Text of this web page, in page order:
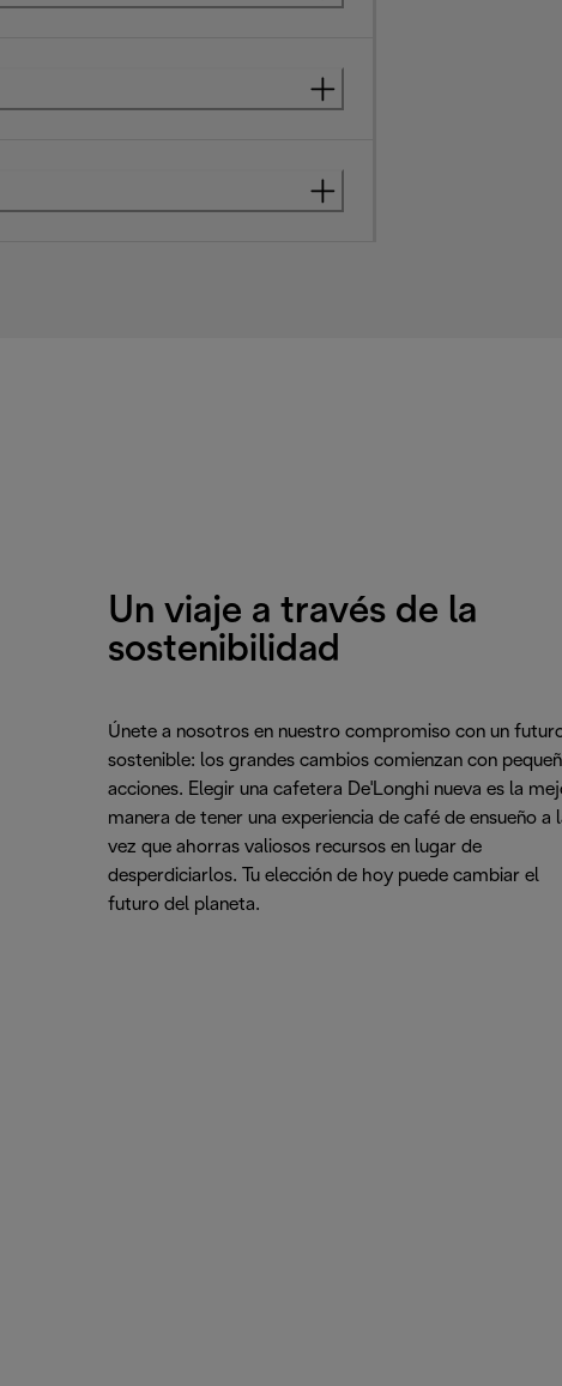
Un viaje a través de la
sostenibilidad
Únete a nosotros en nuestro compromiso con un
sostenible: los grandes cambios comienzan con
acciones. Elegir una cafetera De'Longhi nueva es la
manera de tener una experiencia de café de ensueño a
vez que ahorras valiosos recursos en lugar de
desperdiciarlos. Tu elección de hoy puede cambiar el
futuro del planeta.